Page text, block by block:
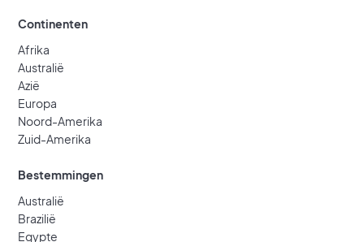
Continenten
Afrika
Australië
Azië
Europa
Noord-Amerika
Zuid-Amerika
Bestemmingen
Australië
Brazilië
Egypte